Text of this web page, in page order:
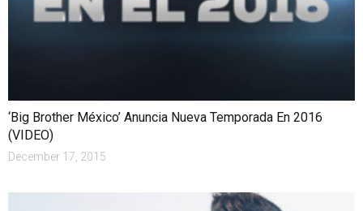
‘Big Brother México’ Anuncia Nueva Temporada En 2016
(VIDEO)
December 17, 2015